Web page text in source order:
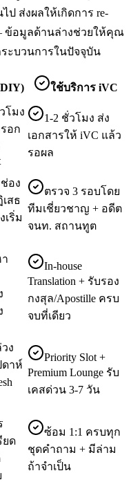
ป ส่งผลให้เกิดการ re-
ข้อมูลด้านล่างช่วยให้คุณ
ะบวนการในปัจจุบัน
ใช้บริการ iVC
โมง
อก
1-2 ชั่วโมง ส่ง
เอกสารให้ iVC แล้ว
รอผล
อง
สธ
ริ่ม
ตรวจ 3 รอบโดย
ทีมเชี่ยวชาญ + อดีต
จนท. สถานทูต
In-house
Translation + รับรอง
กงสุล/Apostille ครบ
จบที่เดียว
ง
ดาห์
Priority Slot +
Premium Lounge รับ
เคสด่วน 3-7 วัน
ยด
ซ้อม 1:1 ครบทุก
ชุดคำถาม + มีล่าม
ถ้าจำเป็น